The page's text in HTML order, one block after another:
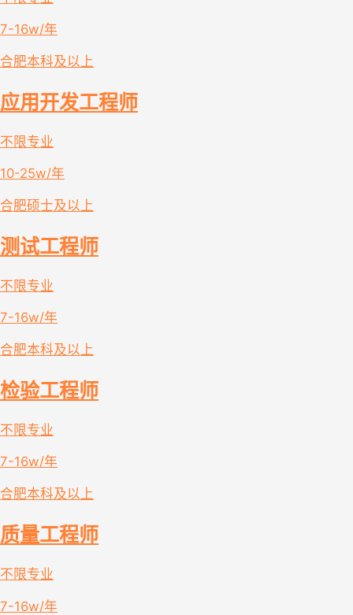
7-16w/年
合肥本科及以上
应用开发工程师
不限专业
10-25w/年
合肥硕士及以上
测试工程师
不限专业
7-16w/年
合肥本科及以上
检验工程师
不限专业
7-16w/年
合肥本科及以上
质量工程师
不限专业
7-16w/年